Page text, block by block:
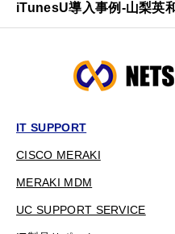
iTunesU導入事例-山梨英
IT SUPPORT
CISCO MERAKI
MERAKI MDM
UC SUPPORT SERVICE